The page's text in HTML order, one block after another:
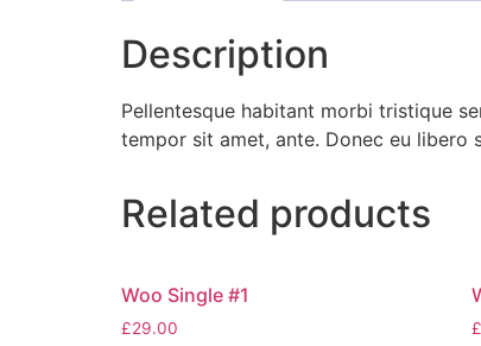
Description
Pellentesque habitant morbi tristique
tempor sit amet, ante. Donec eu libero
Related products
Woo Single #1
£29.00 £